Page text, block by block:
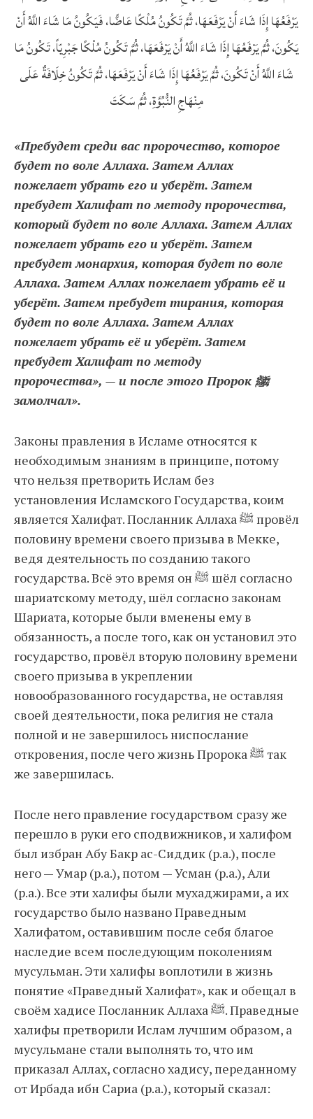
يَرْفَعُهَا إِذَا شَاءَ أَنْ يَرْفَعَهَا، ثُمَّ تَكُونُ مُلْكًا عَاضًّا، فَيَكُونُ مَا شَاءَ اللَّهُ أَنْ
يَكُونَ، ثُمَّ يَرْفَعُهَا إِذَا شَاءَ اللَّهُ أَنْ يَرْفَعَهَا، ثُمَّ تَكُونُ مُلْكًا جَبْرِيّاً، تَكُونُ مَا
شَاءَ اللَّهُ أَنْ تَكُونَ، ثُمَّ يَرْفَعُهَا إِذَا شَاءَ أَنْ يَرْفَعَهَا، ثُمَّ تَكُونُ خِلَافَةٌ عَلَى
مِنْهَاجِ النُّبُوَّةِ، ثُمَّ سَكَتَ
«Пребудет среди вас пророчество, которое
будет по воле Аллаха. Затем Аллах
пожелает убрать его и уберёт. Затем
пребудет Халифат по методу пророчества,
который будет по воле Аллаха. Затем Аллах
пожелает убрать его и уберёт. Затем
пребудет монархия, которая будет по воле
Аллаха. Затем Аллах пожелает убрать её и
уберёт. Затем пребудет тирания, которая
будет по воле Аллаха. Затем Аллах
пожелает убрать её и уберёт. Затем
пребудет Халифат по методу
пророчества», — и после этого Пророк ﷺ
замолчал».
Законы правления в Исламе относятся к
необходимым знаниям в принципе, потому
что нельзя претворить Ислам без
установления Исламского Государства, коим
является Халифат. Посланник Аллаха ﷺ провёл
половину времени своего призыва в Мекке,
ведя деятельность по созданию такого
государства. Всё это время он ﷺ шёл согласно
шариатскому методу, шёл согласно законам
Шариата, которые были вменены ему в
обязанность, а после того, как он установил это
государство, провёл вторую половину времени
своего призыва в укреплении
новообразованного государства, не оставляя
своей деятельности, пока религия не стала
полной и не завершилось ниспослание
откровения, после чего жизнь Пророка ﷺ так
же завершилась.
После него правление государством сразу же
перешло в руки его сподвижников, и халифом
был избран Абу Бакр ас-Сиддик (р.а.), после
него — Умар (р.а.), потом — Усман (р.а.), Али
(р.а.). Все эти халифы были мухаджирами, а их
государство было названо Праведным
Халифатом, оставившим после себя благое
наследие всем последующим поколениям
мусульман. Эти халифы воплотили в жизнь
понятие «Праведный Халифат», как и обещал в
своём хадисе Посланник Аллаха ﷺ. Праведные
халифы претворили Ислам лучшим образом, а
мусульмане стали выполнять то, что им
приказал Аллах, согласно хадису, переданному
от Ирбада ибн Сариа (р.а.), который сказал: